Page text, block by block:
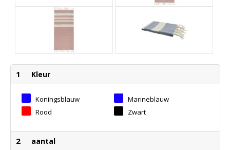
1 Kleur
Koningsblauw
Marineblauw
Rood
Zwart
2 aantal